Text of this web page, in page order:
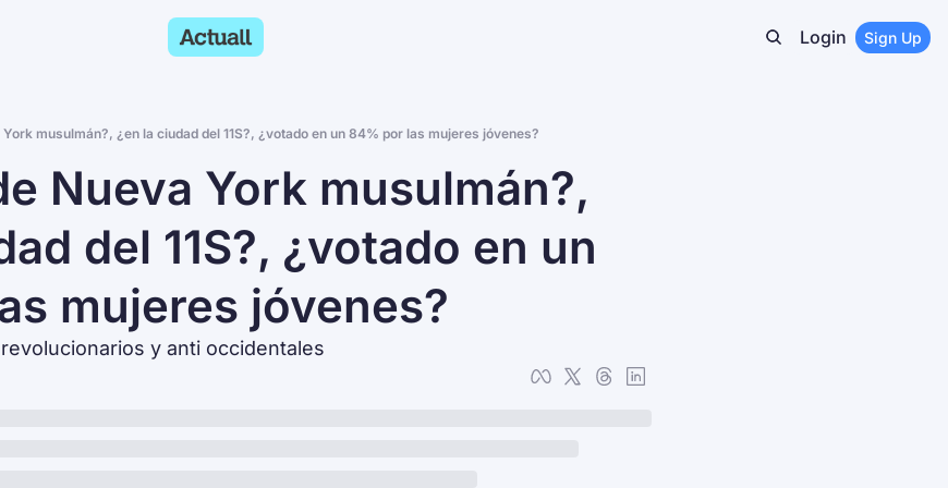
Login Sign Up
musulmán?, ¿en la ciudad del 11S?, ¿votado en un 84% por las mujeres jóvenes?
Nueva York musulmán?,
del 11S?, ¿votado en un
mujeres jóvenes?
y anti occidentales